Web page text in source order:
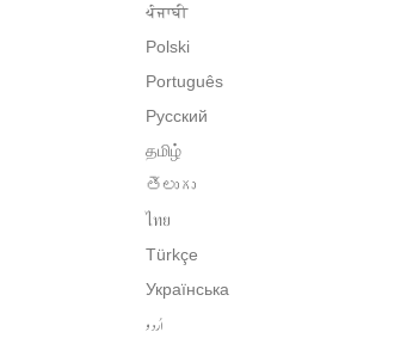
ਪੰਜਾਬੀ
Polski
Português
Русский
தமிழ்
తెలుగు
ไทย
Türkçe
Українська
اُردو